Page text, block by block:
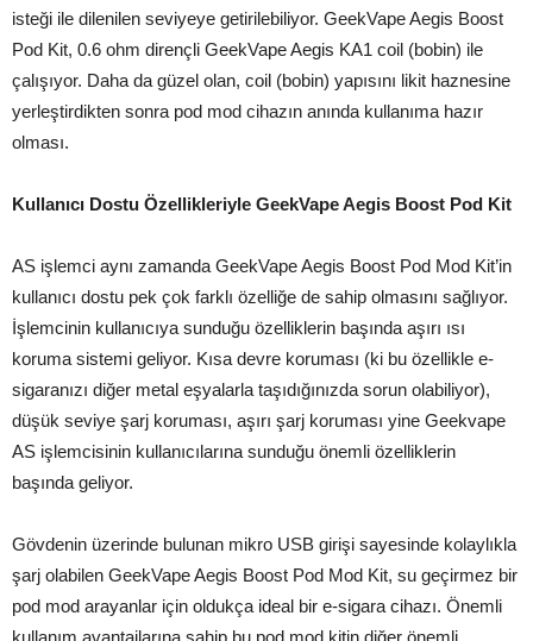
isteği ile dilenilen seviyeye getirilebiliyor. GeekVape Aegis Boost
Pod Kit, 0.6 ohm dirençli GeekVape Aegis KA1 coil (bobin) ile
çalışıyor. Daha da güzel olan, coil (bobin) yapısını likit haznesine
yerleştirdikten sonra pod mod cihazın anında kullanıma hazır
olması.
Kullanıcı Dostu Özellikleriyle GeekVape Aegis Boost Pod Kit
AS işlemci aynı zamanda GeekVape Aegis Boost Pod Mod Kit’in
kullanıcı dostu pek çok farklı özelliğe de sahip olmasını sağlıyor.
İşlemcinin kullanıcıya sunduğu özelliklerin başında aşırı ısı
koruma sistemi geliyor. Kısa devre koruması (ki bu özellikle e-
sigaranızı diğer metal eşyalarla taşıdığınızda sorun olabiliyor),
düşük seviye şarj koruması, aşırı şarj koruması yine Geekvape
AS işlemcisinin kullanıcılarına sunduğu önemli özelliklerin
başında geliyor.
Gövdenin üzerinde bulunan mikro USB girişi sayesinde kolaylıkla
şarj olabilen GeekVape Aegis Boost Pod Mod Kit, su geçirmez bir
pod mod arayanlar için oldukça ideal bir e-sigara cihazı. Önemli